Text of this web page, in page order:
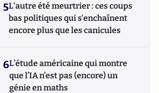
5L'autre été meurtrier : ces coups
bas politiques qui s'enchaînent
encore plus que les canicules
6L’étude américaine qui montre
que l’IA n’est pas (encore) un
génie en maths